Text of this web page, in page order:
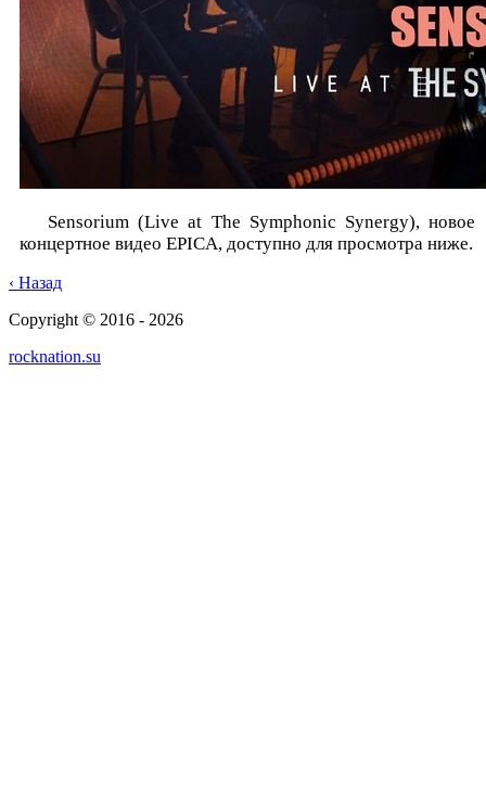
Sensorium (Live at The Symphonic Synergy), новое
концертное видео EPICA, доступно для просмотра ниже.
‹ Назад
Copyright © 2016 - 2026
rocknation.su